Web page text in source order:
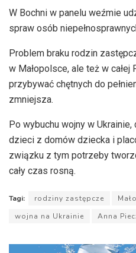
dźwiękowych
W Bochni w panelu weźmie
spraw osób
Problem braku rodzin
w Małopolsce, ale też w
przybywać chętnych do
zmniejsza.
Po wybuchu wojny w
dzieci z domów dziecka i
związku z tym potrzeby
cały czas rosną.
Tagi: rodziny zastępcze
wojna na Ukrainie
Anna